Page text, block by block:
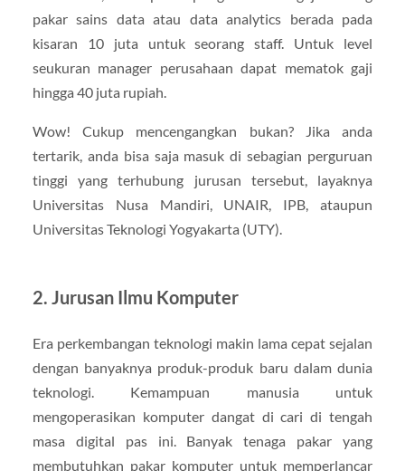
pakar sains data atau data analytics berada pada
kisaran 10 juta untuk seorang staff. Untuk level
seukuran manager perusahaan dapat mematok gaji
hingga 40 juta rupiah.
Wow! Cukup mencengangkan bukan? Jika anda
tertarik, anda bisa saja masuk di sebagian perguruan
tinggi yang terhubung jurusan tersebut, layaknya
Universitas Nusa Mandiri, UNAIR, IPB, ataupun
Universitas Teknologi Yogyakarta (UTY).
2. Jurusan Ilmu Komputer
Era perkembangan teknologi makin lama cepat sejalan
dengan banyaknya produk-produk baru dalam dunia
teknologi. Kemampuan manusia untuk
mengoperasikan komputer dangat di cari di tengah
masa digital pas ini. Banyak tenaga pakar yang
membutuhkan pakar komputer untuk memperlancar